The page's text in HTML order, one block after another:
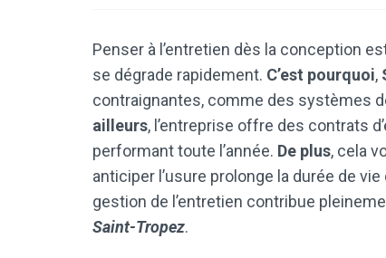
Penser à l’entretien dès la conception
se dégrade rapidement. C’est pourquoi,
contraignantes, comme des systèmes
ailleurs, l’entreprise offre des contrats
performant toute l’année. De plus, cela
anticiper l’usure prolonge la durée de
gestion de l’entretien contribue
Saint-Tropez.